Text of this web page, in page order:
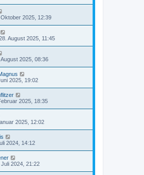
2025, 12:39
August 2025, 11:45
2025, 08:36
2025, 19:02
2025, 18:35
2025, 12:02
2024, 14:12
2024, 21:22